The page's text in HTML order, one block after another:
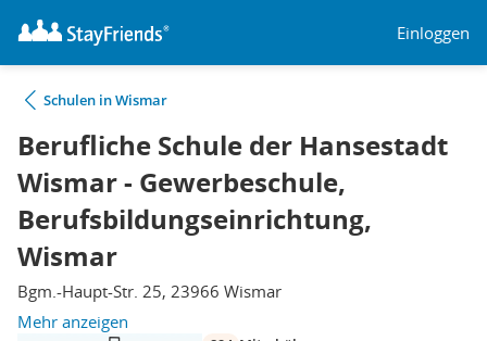
Einloggen
Schulen in Wismar
Berufliche Schule der Hansestadt
Wismar - Gewerbeschule,
Berufsbildungseinrichtung,
Wismar
Bgm.-Haupt-Str. 25, 23966 Wismar
Mehr anzeigen